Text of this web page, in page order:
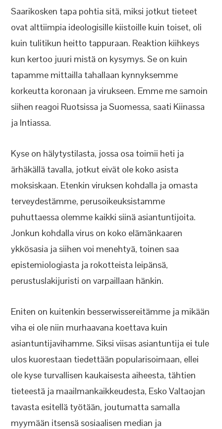
Saarikosken tapa pohtia sitä, miksi jotkut tieteet
ovat alttiimpia ideologisille kiistoille kuin toiset, oli
kuin tulitikun heitto tappuraan. Reaktion kiihkeys
kun kertoo juuri mistä on kysymys. Se on kuin
tapamme mittailla tahallaan kynnyksemme
korkeutta koronaan ja virukseen. Emme me samoin
siihen reagoi Ruotsissa ja Suomessa, saati Kiinassa
ja Intiassa.
Kyse on hälytystilasta, jossa osa toimii heti ja
ärhäkällä tavalla, jotkut eivät ole koko asista
moksiskaan. Etenkin viruksen kohdalla ja omasta
terveydestämme, perusoikeuksistamme
puhuttaessa olemme kaikki siinä asiantuntijoita.
Jonkun kohdalla virus on koko elämänkaaren
ykkösasia ja siihen voi menehtyä, toinen saa
epistemiologiasta ja rokotteista leipänsä,
perustuslakijuristi on varpaillaan hänkin.
Eniten on kuitenkin besserwissereitämme ja mikään
viha ei ole niin murhaavana koettava kuin
asiantuntijavihamme. Siksi viisas asiantuntija ei tule
ulos kuorestaan tiedettään popularisoimaan, ellei
ole kyse turvallisen kaukaisesta aiheesta, tähtien
tieteestä ja maailmankaikkeudesta, Esko Valtaojan
tavasta esitellä työtään, joutumatta samalla
myymään itsensä sosiaalisen median ja